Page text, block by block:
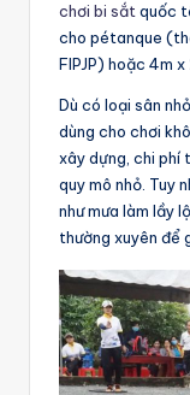
chơi bi sắt quốc
cho pétanque
FIPJP) hoặc 4m
Dù có loại sân
dùng cho chơi
xây dựng, chi phí
quy mô nhỏ. Tuy
như mưa làm lầy
thường xuyên để